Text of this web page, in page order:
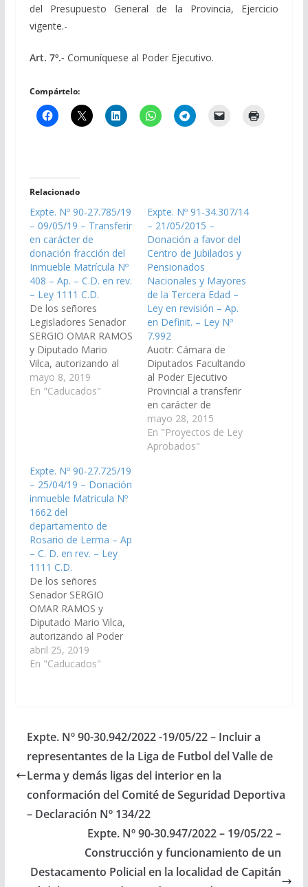
del Presupuesto General de la Provincia, Ejercicio
vigente.-
Art. 7º.- Comuníquese al Poder Ejecutivo.
Compártelo:
Relacionado
Expte. Nº 90-27.785/19
– 09/05/19 – Transferir
en carácter de
donación fracción del
Inmueble Matrícula Nº
408 – Ap. – C.D. en rev.
– Ley 1111 C.D.
De los señores
Legisladores Senador
SERGIO OMAR RAMOS
y Diputado Mario
Vilca, autorizando al
Poder Ejecutivo a
transferir en carácter
Jubilados y
Pensionados
Nacionales. (Expte. Nº
90-27.785/19, a la
Comisión de
Legislación General,
del Trabajo…
mayo 8, 2019
En "Caducados"
Expte. Nº 91-34.307/14
– 21/05/2015 –
Donación a favor del
Centro de Jubilados y
Pensionados
Nacionales y Mayores
de la Tercera Edad –
Ley en revisión – Ap.
en Definit. – Ley Nº
7.992
Auotr: Cámara de
Diputados Facultando
al Poder Ejecutivo
Provincial a transferir
en carácter de
donación a favor del
Centro de Jubilados y
Pensionados
mayo 28, 2015
En "Proyectos de Ley
Aprobados"
Expte. Nº 90-27.725/19
– 25/04/19 – Donación
inmueble Matricula Nº
1662 del
departamento de
Rosario de Lerma – Ap
– C. D. en rev. – Ley
1111 C.D.
De los señores
Senador SERGIO
OMAR RAMOS y
Diputado Mario Vilca,
autorizando al Poder
Ejecutivo transferir en
carácter de donación
el cargo de ser
destinado a la
construcción de un
cementerio municipal.
(Expte. Nº 90-
27.725/19, a Comisión
de Legislación General,
abril 25, 2019
En "Caducados"
Expte. Nº 90-30.942/2022 -19/05/22 – Incluir a
representantes de la Liga de Futbol del Valle de
Lerma y demás ligas del interior en la
conformación del Comité de Seguridad Deportiva
– Declaración Nº 134/22
Expte. Nº 90-30.947/2022 – 19/05/22 –
Construcción y funcionamiento de un
Destacamento Policial en la localidad de Capitán